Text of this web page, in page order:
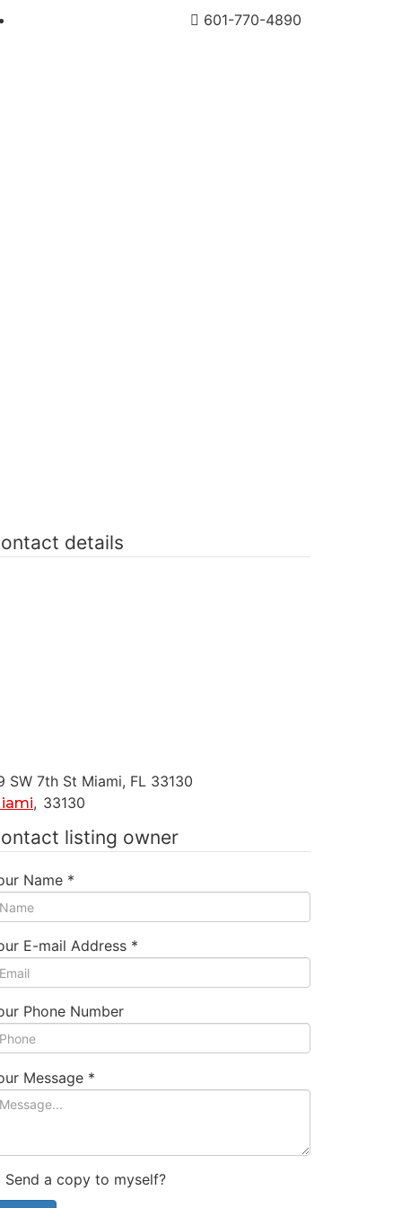
601-770-4890
details
SW 7th St Miami, FL 33130
, 33130
listing owner
Name *
E-mail Address *
Phone Number
Message *
Send a copy to myself?